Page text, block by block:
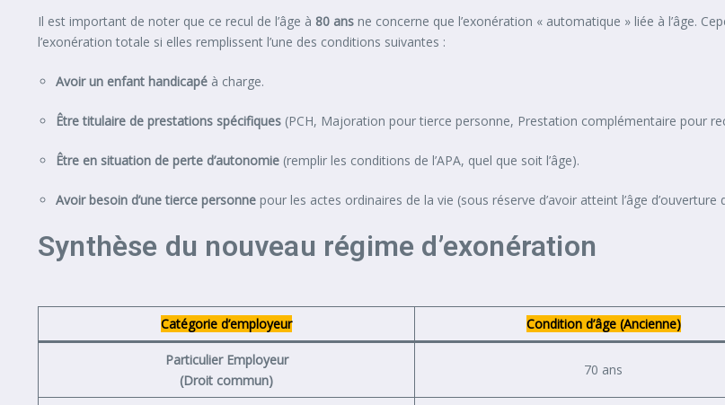
Il est important de noter que ce recul de l’âge à 80 ans ne concerne que l’exonération « automatique » liée à l’âge.
l’exonération totale si elles remplissent l’une des conditions suivantes :
Avoir un enfant handicapé à charge.
Être titulaire de prestations spécifiques (PCH, Majoration pour tierce personne, Prestation complémentaire pour
Être en situation de perte d’autonomie (remplir les conditions de l’APA, quel que soit l’âge).
Avoir besoin d’une tierce personne pour les actes ordinaires de la vie (sous réserve d’avoir atteint l’âge
Synthèse du nouveau régime d’exonération
Catégorie d’employeur Condition d’âge (Ancienne)
Particulier Employeur
(Droit commun)
70 ans